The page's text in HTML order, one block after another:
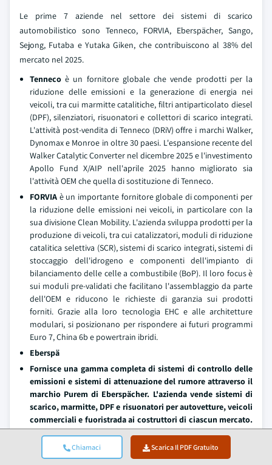
Chiamaci Scarica Il PDF Gratuito
Le prime 7 aziende nel settore dei sistemi di scarico
automobilistico sono Tenneco, FORVIA, Eberspächer, Sango,
Sejong, Futaba e Yutaka Giken, che contribuiscono al 38% del
mercato nel 2025.
Tenneco è un fornitore globale che vende prodotti per la
riduzione delle emissioni e la generazione di energia nei
veicoli, tra cui marmitte catalitiche, filtri antiparticolato diesel
(DPF), silenziatori, risuonatori e collettori di scarico integrati.
L'attività post-vendita di Tenneco (DRiV) offre i marchi Walker,
Dynomax e Monroe in oltre 30 paesi. L'espansione recente del
Walker Catalytic Converter nel dicembre 2025 e l'investimento
Apollo Fund X/AIP nell'aprile 2025 hanno migliorato sia
l'attività OEM che quella di sostituzione di Tenneco.
FORVIA è un importante fornitore globale di componenti per
la riduzione delle emissioni nei veicoli, in particolare con la
sua divisione Clean Mobility. L'azienda sviluppa prodotti per la
produzione di veicoli, tra cui catalizzatori, moduli di riduzione
catalitica selettiva (SCR), sistemi di scarico integrati, sistemi di
stoccaggio dell'idrogeno e componenti dell'impianto di
bilanciamento delle celle a combustibile (BoP). Il loro focus è
sui moduli pre-validati che facilitano l'assemblaggio da parte
dell'OEM e riducono le richieste di garanzia sui prodotti
forniti. Grazie alla loro tecnologia EHC e alle architetture
modulari, si posizionano per rispondere ai futuri programmi
Euro 7, China 6b e powertrain ibridi.
Eberspä
Fornisce una gamma completa di sistemi di controllo delle
emissioni e sistemi di attenuazione del rumore attraverso il
marchio Purem di Eberspächer. L'azienda vende sistemi di
scarico, marmitte, DPF e risuonatori per autovetture, veicoli
commerciali e fuoristrada ai costruttori di ciascun mercato.
Il lancio del sistema di scarico a idrogeno a luglio 2025 e la
conversione all'acciaio inossidabile sostenibile a Wilsdruff a
novembre 2025 fanno parte della loro strategia deliberata di